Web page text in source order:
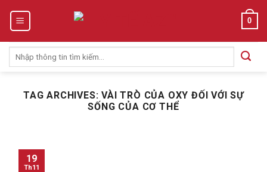
0
kiếm:
TAG ARCHIVES:VÀI TRÒ CỦA OXY ĐỐI VỚI SỰ
SỐNG CỦA CƠ THỂ
19
Th11